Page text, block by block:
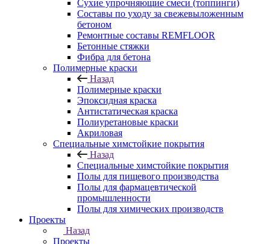
Сухие упрочняющие смеси (топпинги)
Составы по уходу за свежевыложенным
бетоном
Ремонтные составы REMFLOOR
Бетонные стяжки
Фибра для бетона
Полимерные краски
Назад
Полимерные краски
Эпоксидная краска
Антистатическая краска
Полиуретановые краски
Акриловая
Специальные химстойкие покрытия
Назад
Специальные химстойкие покрытия
Полы для пищевого производства
Полы для фармацевтической
промышленности
Полы для химических производств
Проекты
Назад
Проекты